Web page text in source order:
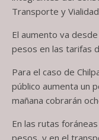
Transporte y
El aumento va
pesos en las tarifas
Para el caso de
público aumenta un
mañana cobrarán
En las rutas
pesos, y en el